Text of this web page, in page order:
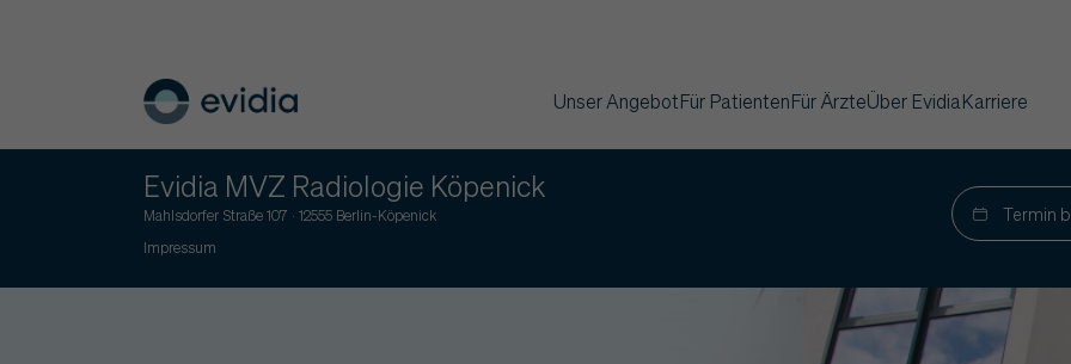
Unser AngebotFür PatientenFür ÄrzteÜber EvidiaKarriere
Evidia MVZ Radiologie Köpenick
Mahlsdorfer Straße 107 · 12555 Berlin-Köpenick
Impressum
Termin